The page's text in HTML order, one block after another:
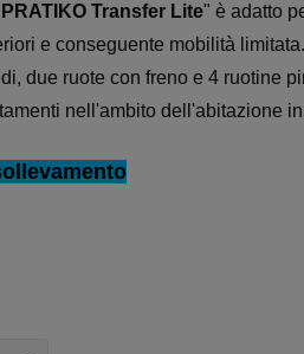
PRATIKO Transfer Lite" è adatto
e conseguente mobilità limitata.
due ruote con freno e 4 ruotine
nell'ambito dell'abitazione